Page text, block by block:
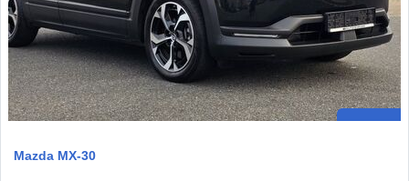
Mazda MX-30